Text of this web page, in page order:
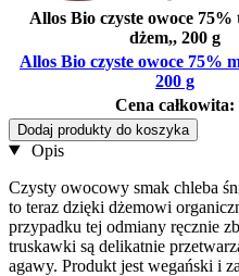
Allos Bio czyste owoce
dżem,, 200 g
Allos Bio czyste owoce 75%
200 g
Cena całkowita:
Dodaj produkty do koszyka
Opis
Czysty owocowy smak chleba
to teraz dzięki dżemowi
przypadku tej odmiany ręcznie
truskawki są delikatnie
agawy. Produkt jest wegański i